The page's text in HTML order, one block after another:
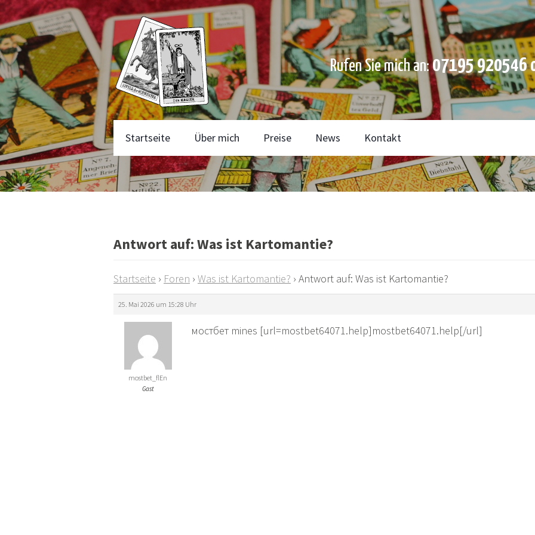
Rufen Sie mich an:07195 920546
Startseite Über mich Preise News Kontakt
Antwort auf: Was ist Kartomantie?
Startseite › Foren › Was ist Kartomantie? › Antwort auf: Was ist Kartomantie?
25. Mai 2026 um 15:28 Uhr
mostbet_flEn
Gast
мостбет mines [url=mostbet64071.help]mostbet64071.help[/url]